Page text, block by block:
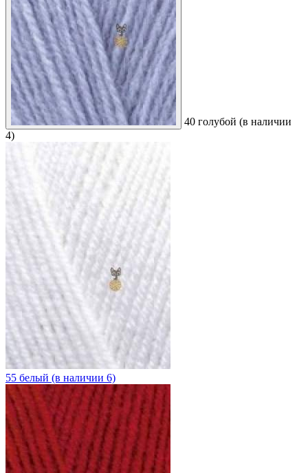
40 голубой (в наличии
4)
55 белый (в наличии 6)